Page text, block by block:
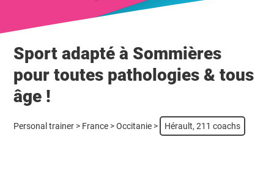
Sport adapté à Sommières
pour toutes pathologies & tous
âge !
Personal trainer > France > Occitanie > Hérault, 211 coachs